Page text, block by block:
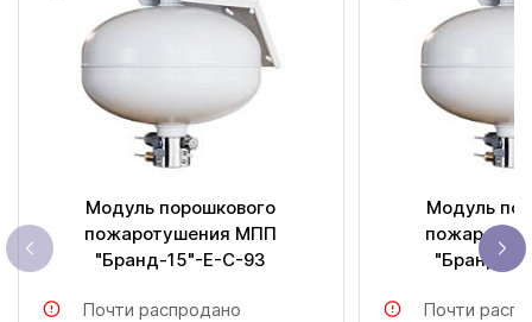
Модуль порошкового
пожаротушения МПП
"Бранд-15"-Е-С-93
Почти распродано
Модуль
"Бранд-
Почти